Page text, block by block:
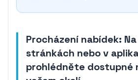
Procházení nabídek:
stránkách nebo v
prohlédněte dostupné